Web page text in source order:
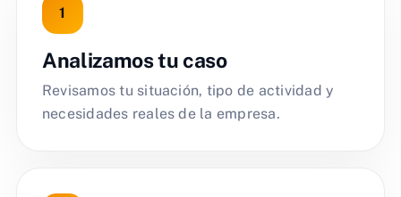
Analizamos tu caso
Revisamos tu situación, tipo de actividad y
necesidades reales de la empresa.